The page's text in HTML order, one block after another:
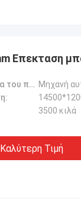
Επεκταση
Ονομασία του προϊόντος:
3500 κιλά
Καλύτερη Τιμή